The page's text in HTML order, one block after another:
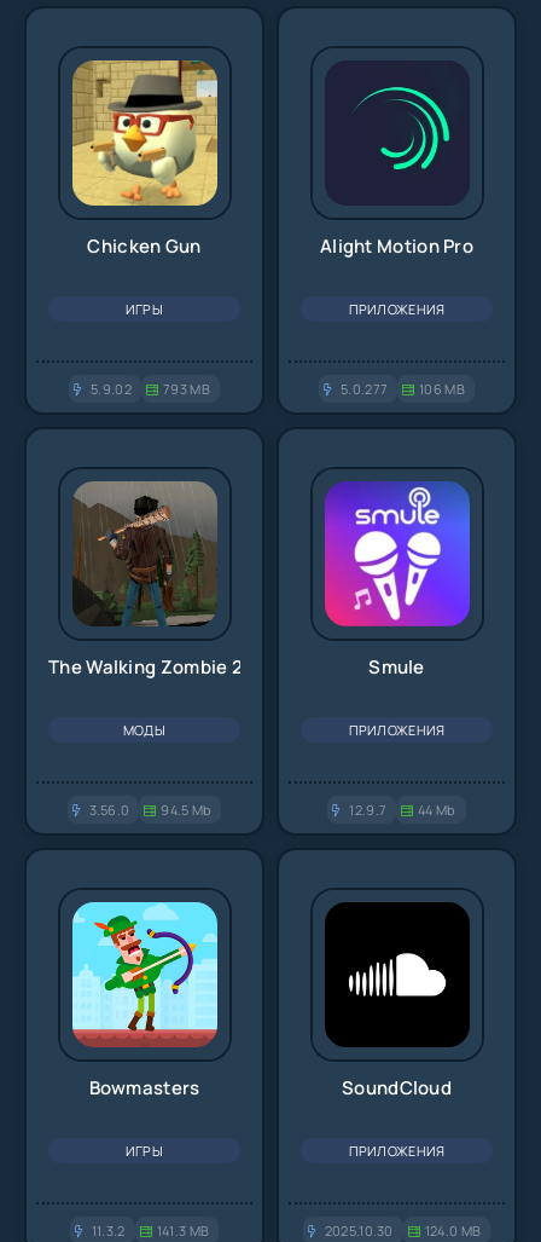
Chicken Gun
ИГРЫ
5.9.02 793 MB
Alight Motion Pro
ПРИЛОЖЕНИЯ
5.0.277 106 MB
The Walking Zombie 2
МОДЫ
3.56.0 94.5 Mb
Smule
ПРИЛОЖЕНИЯ
12.9.7 44 Mb
Bowmasters
ИГРЫ
11.3.2 141.3 MB
SoundCloud
ПРИЛОЖЕНИЯ
2025.10.30 124.0 MB